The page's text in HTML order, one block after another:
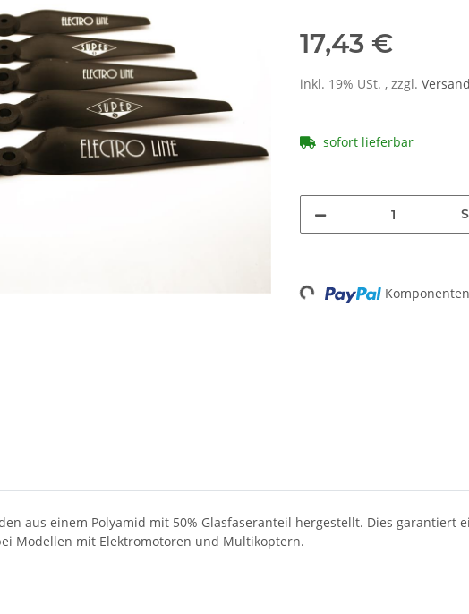
17,43 €
inkl. 19% USt. , zzgl. Versand
sofort lieferbar
Loading...
aus einem Polyamid mit 50% Glasfaseranteil hergestellt. Dies garantiert
Modellen mit Elektromotoren und Multikoptern.